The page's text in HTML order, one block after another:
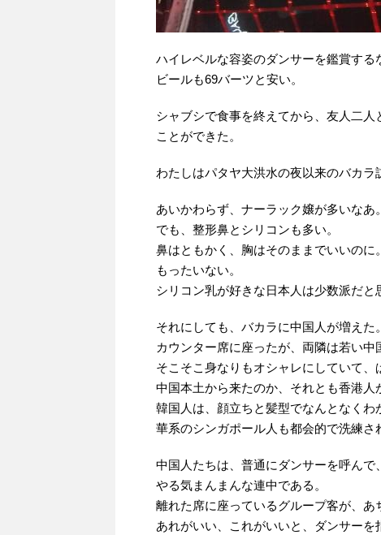
ハイレベルな容姿のダンサーを鑑賞する
ビールも69バーツと安い。
シャブシで食事を終えてから、友人二
ことができた。
わたしはパタヤ大洪水の夜以来のバカラ
あいかわらず、ナーラック嬢が多いなあ。
でも、整形鼻とシリコンも多い。
鼻はともかく、胸はそのままでいいのに。
もったいない。
シリコン乳が好きな日本人は少数派だと
それにしても、バカラに中国人が増えた。
カウンター席に座ったが、両隣は若い中
そこそこ身なりもオシャレにしていて、
中国本土から来たのか、それとも香港人
韓国人は、顔立ちと髪型でなんとなく
華系のシンガポール人も都会的で洗練さ
中国人たちは、普通にダンサーを呼んで
やる気まんまんな連中である。
離れた席に座っているグループ客が、あ
あれがいい、これがいいと、ダンサーを